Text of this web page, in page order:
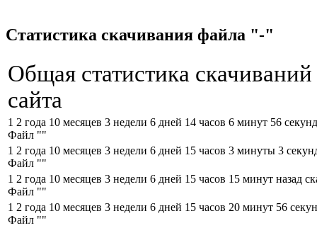
Статистика скачивания файла "-"
Общая статистика
сайта
1 2 года 10 месяцев 3 недели 6 дней 14 часов 6 минут 56
Файл ""
1 2 года 10 месяцев 3 недели 6 дней 15 часов 3 минуты 3
Файл ""
1 2 года 10 месяцев 3 недели 6 дней 15 часов 15 минут назад
Файл ""
1 2 года 10 месяцев 3 недели 6 дней 15 часов 20 минут 56
Файл ""